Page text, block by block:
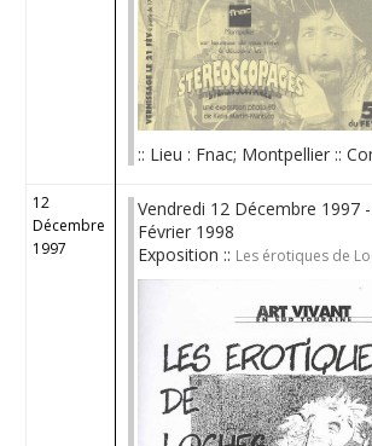
:: Lieu : Fnac; Montpellier ::
12
Décembre
1997
Vendredi 12 Décembre 1997 -
Février 1998
Exposition :: Les érotiques de